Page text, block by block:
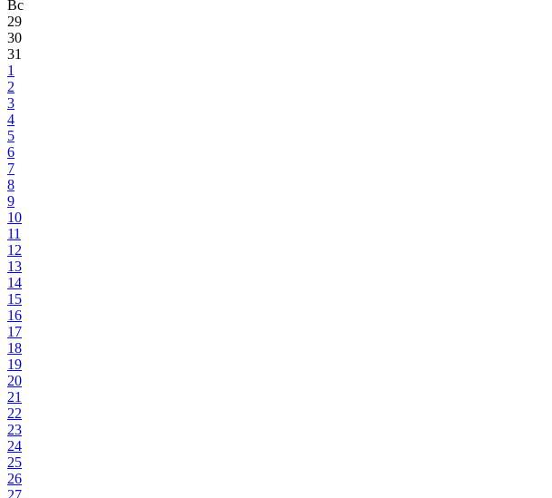
Вс
29
30
31
1
2
3
4
5
6
7
8
9
10
11
12
13
14
15
16
17
18
19
20
21
22
23
24
25
26